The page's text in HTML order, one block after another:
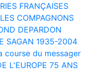
FRANÇAISES
COMPAGNONS
DEPARDON
SAGAN 1935-2004
course du messager
L'EUROPE 75 ANS